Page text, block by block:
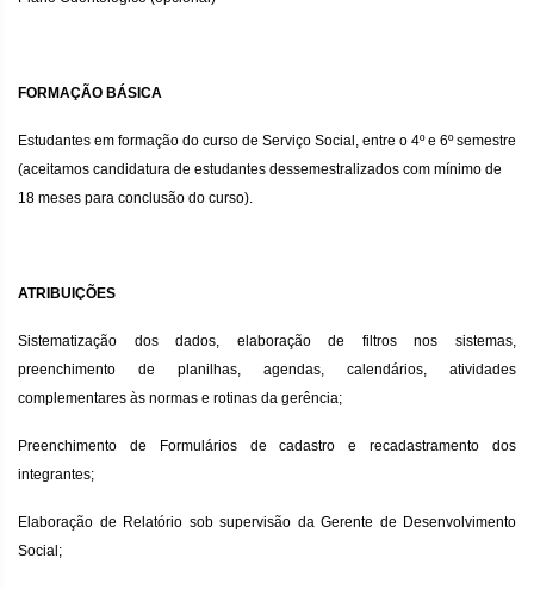
FORMAÇÃO BÁSICA
Estudantes em formação do curso de Serviço Social, entre o 4º e 6º semestre
(aceitamos candidatura de estudantes dessemestralizados com mínimo de
18 meses para conclusão do curso).
ATRIBUIÇÕES
Sistematização dos dados, elaboração de filtros nos sistemas,
preenchimento de planilhas, agendas, calendários, atividades
complementares às normas e rotinas da gerência;
Preenchimento de Formulários de cadastro e recadastramento dos
integrantes;
Elaboração de Relatório sob supervisão da Gerente de Desenvolvimento
Social;